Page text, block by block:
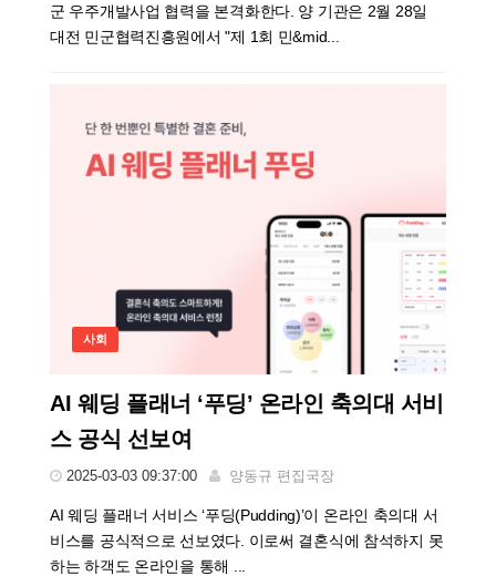
군 우주개발사업 협력을 본격화한다. 양 기관은 2월 28일
대전 민군협력진흥원에서 "제 1회 민&mid...
사회
AI 웨딩 플래너 ‘푸딩’ 온라인 축의대 서비
스 공식 선보여
2025-03-03 09:37:00 양동규 편집국장
AI 웨딩 플래너 서비스 ‘푸딩(Pudding)’이 온라인 축의대 서
비스를 공식적으로 선보였다. 이로써 결혼식에 참석하지 못
하는 하객도 온라인을 통해 ...